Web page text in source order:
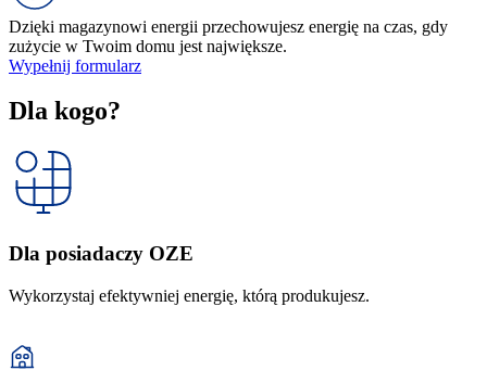
Dzięki magazynowi energii przechowujesz energię na czas, gdy
zużycie w Twoim domu jest największe.
Wypełnij formularz
Dla kogo?
Dla posiadaczy OZE
Wykorzystaj efektywniej energię, którą produkujesz.